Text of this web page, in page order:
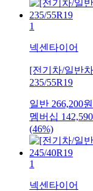
1
넥센타이어
[전기차/일반
235/55R19
일반 266,200원
멤버십 142,590
(46%)
1
넥센타이어